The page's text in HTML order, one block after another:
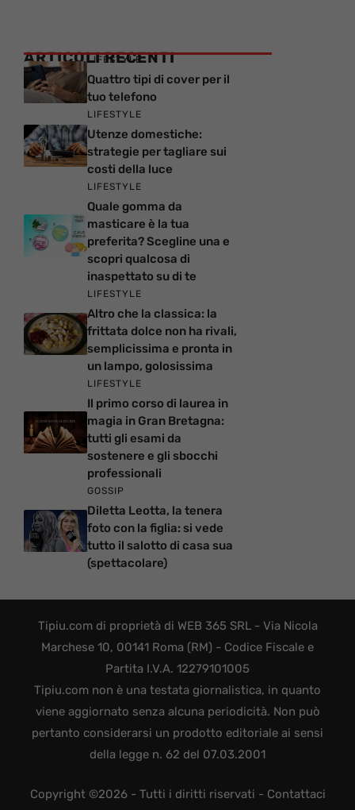
ARTICOLI RECENTI
LIFESTYLE
Quattro tipi di cover per il
tuo telefono
LIFESTYLE
Utenze domestiche:
strategie per tagliare sui
costi della luce
LIFESTYLE
Quale gomma da
masticare è la tua
preferita? Scegline una e
scopri qualcosa di
inaspettato su di te
LIFESTYLE
Altro che la classica: la
frittata dolce non ha rivali,
semplicissima e pronta in
un lampo, golosissima
LIFESTYLE
Il primo corso di laurea in
magia in Gran Bretagna:
tutti gli esami da
sostenere e gli sbocchi
professionali
GOSSIP
Diletta Leotta, la tenera
foto con la figlia: si vede
tutto il salotto di casa sua
(spettacolare)
Tipiu.com di proprietà di WEB 365 SRL - Via Nicola
Marchese 10, 00141 Roma (RM) - Codice Fiscale e
Partita I.V.A. 12279101005
Tipiu.com non è una testata giornalistica, in quanto
viene aggiornato senza alcuna periodicità. Non può
pertanto considerarsi un prodotto editoriale ai sensi
della legge n. 62 del 07.03.2001
Copyright ©2026 - Tutti i diritti riservati - Contattaci